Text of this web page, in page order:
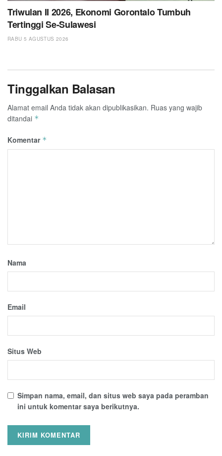
Triwulan II 2026, Ekonomi Gorontalo Tumbuh
Tertinggi Se-Sulawesi
RABU 5 AGUSTUS 2026
Tinggalkan Balasan
Alamat email Anda tidak akan dipublikasikan. Ruas yang wajib
ditandai *
Komentar *
Nama
Email
Situs Web
Simpan nama, email, dan situs web saya pada peramban
ini untuk komentar saya berikutnya.